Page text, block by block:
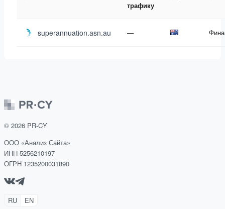
трафику
superannuation.asn.au —
© 2026 PR-CY
ООО «Анализ Сайта»
ИНН 5256210197
ОГРН 1235200031890
RU EN